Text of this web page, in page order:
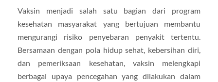
Vaksin menjadi salah satu bagian dari program
kesehatan masyarakat yang bertujuan membantu
mengurangi risiko penyebaran penyakit tertentu.
Bersamaan dengan pola hidup sehat, kebersihan diri,
dan pemeriksaan kesehatan, vaksin melengkapi
berbagai upaya pencegahan yang dilakukan dalam